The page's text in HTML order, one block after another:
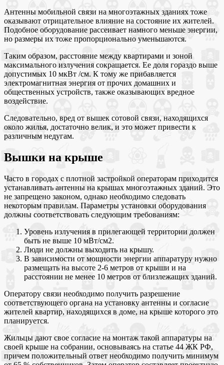
Антенны мобильной связи на многоэтажных зданиях тоже
оказывают отрицательное влияние на состояние их жителей.
Подобное оборудование рассеивает намного меньше энергии,
но размеры их тоже пропорционально уменьшаются.
Таким образом, расстояние между квартирами и зоной
максимального излучения сокращается. Ее доля гораздо выше
допустимых 10 мкВт /см. К тому же прибавляется
электромагнитная энергия от прочих домашних и
общественных устройств, также оказывающих вредное
воздействие.
Следовательно, вред от вышек сотовой связи, находящихся
около жилья, достаточно велик, и это может привести к
различным недугам.
Вышки на крыше
Часто в городах с плотной застройкой операторам приходится
устанавливать антенны на крышах многоэтажных зданий. Это
не запрещено законом, однако необходимо следовать
некоторым правилам. Параметры установки оборудования
должны соответствовать следующим требованиям:
Уровень излучения в прилегающей территории должен
быть не выше 10 мВт/см2.
Люди не должны выходить на крышу.
В зависимости от мощности энергии аппаратуру нужно
размещать на высоте 2-6 метров от крыши и на
расстоянии не менее 10 метров от близлежащих зданий.
Оператору связи необходимо получить разрешение
соответствующего органа на установку антенны и согласие
жителей квартир, находящихся в доме, на крыше которого это
планируется.
Жильцы дают свое согласие на монтаж такой аппаратуры на
своей крыше на собрании, основываясь на статье 44 ЖК РФ,
причем положительный ответ необходимо получить минимум